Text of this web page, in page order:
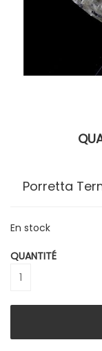
Porretta
En stock
QUANTITÉ